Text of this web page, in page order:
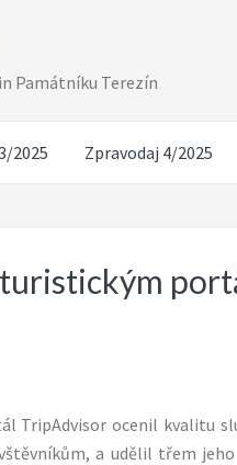
Památníku Terezín
2025 Zpravodaj 4/2025
TripAdvisor ocenil kvalitu
a udělil třem